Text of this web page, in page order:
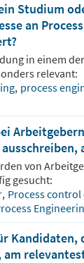
Studium
an
in einem
relevant:
, process
von
gesucht:
, Process
Kandidaten,